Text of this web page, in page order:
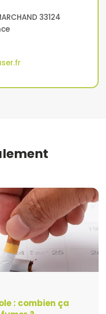
33124
: combien ça